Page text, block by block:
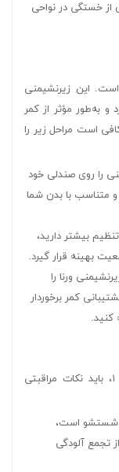
از خستگی در نواحی
۲ در ۱ بسیار ساده است. این زیرنشیمنی
و به‌طور مؤثر از کمر
است مراحل زیر را
را روی صندلی خود
متناسب با بدن شما
بیشتر دارید،
بهینه قرار گیرد.
ورنا را
کمر برخوردار
کنید.
برای حفظ کیفیت و دوام زیرنشیمنی ورنا ۲ در ۱، باید نکات مراقبتی
شستشو است،
تجمع آلودگی